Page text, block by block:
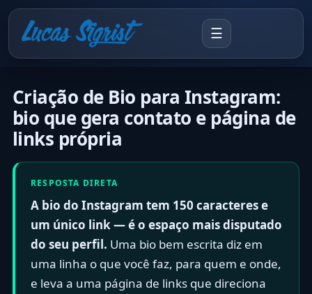
☰
Criação de Bio para Instagram:
bio que gera contato e página de
links própria
RESPOSTA DIRETA
A bio do Instagram tem 150 caracteres e
um único link — é o espaço mais disputado
do seu perfil. Uma bio bem escrita diz em
uma linha o que você faz, para quem e onde,
e leva a uma página de links que direciona